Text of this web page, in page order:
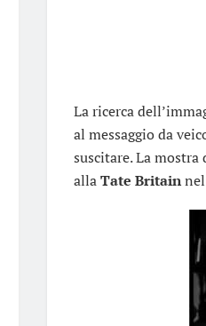
La ricerca
al messaggio da
suscitare. La mostra
allaTate Britain